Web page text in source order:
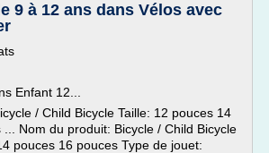
9 à 12 ans dans Vélos avec
Enfant 12...
/ Child Bicycle Taille: 12 pouces 14
Nom du produit: Bicycle / Child Bicycle
pouces 16 pouces Type de jouet: